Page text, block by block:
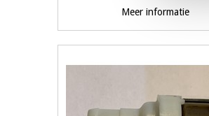
Meer informatie